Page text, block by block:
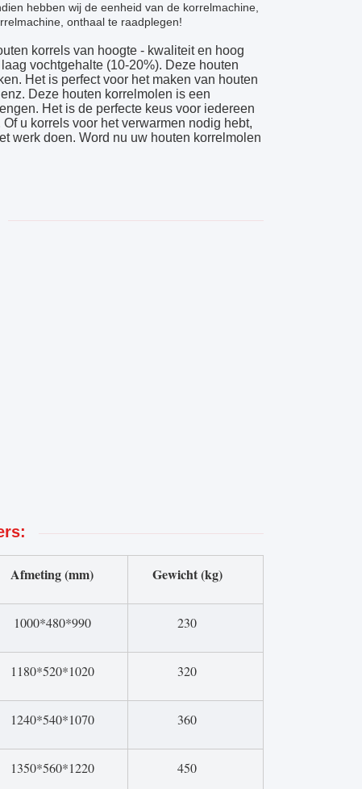
hebben wij de eenheid van de korrelmachine,
onthaal te raadplegen!
korrels van hoogte - kwaliteit en hoog
vochtgehalte (10-20%). Deze houten
Het is perfect voor het maken van houten
Deze houten korrelmolen is een
Het is de perfecte keus voor iedereen
u korrels voor het verwarmen nodig hebt,
werk doen. Word nu uw houten korrelmolen
Afmeting (mm) Gewicht (kg)
1000*480*990 230
1180*520*1020 320
1240*540*1070 360
1350*560*1220 450